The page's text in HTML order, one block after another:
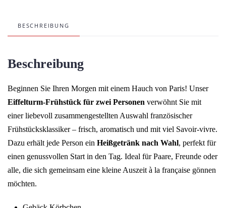
BESCHREIBUNG
Beschreibung
Beginnen Sie Ihren Morgen mit einem Hauch von Paris! Unser
Eiffelturm-Frühstück für zwei Personen verwöhnt Sie mit
einer liebevoll zusammengestellten Auswahl französischer
Frühstücksklassiker – frisch, aromatisch und mit viel Savoir-vivre.
Dazu erhält jede Person ein Heißgetränk nach Wahl, perfekt für
einen genussvollen Start in den Tag. Ideal für Paare, Freunde oder
alle, die sich gemeinsam eine kleine Auszeit à la française gönnen
möchten.